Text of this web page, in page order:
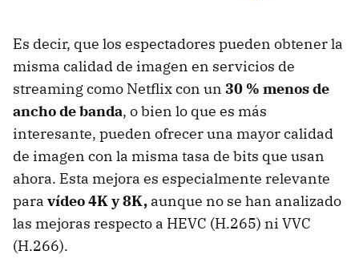
Es decir, que los espectadores pueden obtener la
misma calidad de imagen en servicios de
streaming como Netflix con un 30 % menos de
ancho de banda, o bien lo que es más
interesante, pueden ofrecer una mayor calidad
de imagen con la misma tasa de bits que usan
ahora. Esta mejora es especialmente relevante
para vídeo 4K y 8K, aunque no se han analizado
las mejoras respecto a HEVC (H.265) ni VVC
(H.266).